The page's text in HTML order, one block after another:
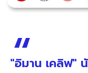
"อิมาน เคลิฟ"